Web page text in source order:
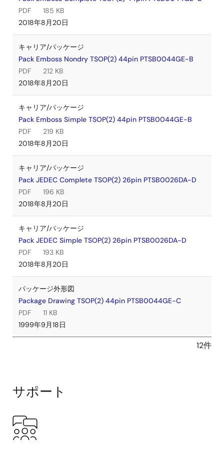
PDF
185 KB
2018年8月20日
キャリア/パッケージ
Pack Emboss Nondry TSOP(2) 44pin PTSB0044GE-B
PDF
212 KB
2018年8月20日
キャリア/パッケージ
Pack Emboss Simple TSOP(2) 44pin PTSB0044GE-B
PDF
219 KB
2018年8月20日
キャリア/パッケージ
Pack JEDEC Complete TSOP(2) 26pin PTSB0026DA-D
PDF
196 KB
2018年8月20日
キャリア/パッケージ
Pack JEDEC Simple TSOP(2) 26pin PTSB0026DA-D
PDF
193 KB
2018年8月20日
パッケージ外形図
Package Drawing TSOP(2) 44pin PTSB0044GE-C
PDF
11 KB
1999年9月18日
12件
サポート